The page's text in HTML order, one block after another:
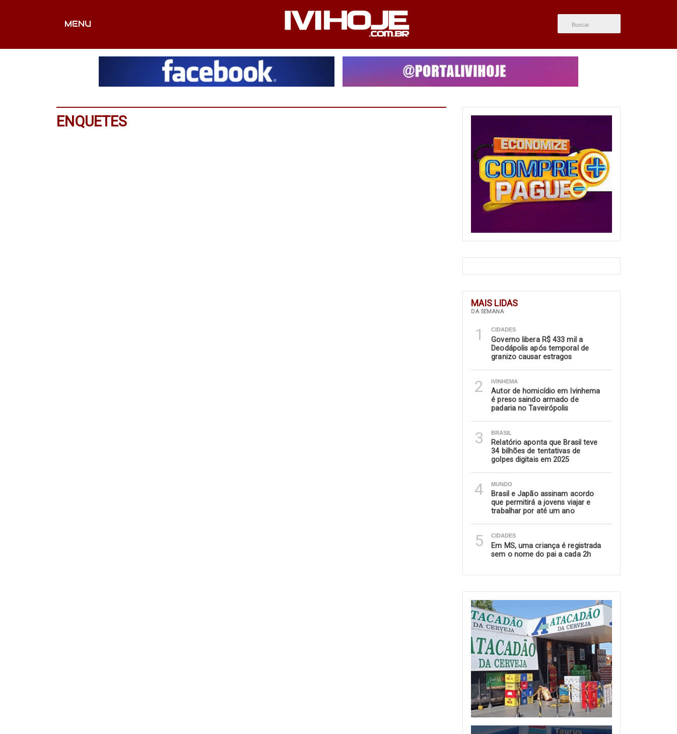
MENU
FALE CONOSCO
ENQUETES
MAIS LIDAS
DA SEMANA
1 CIDADES
Governo libera R$ 433 mil a
Deodápolis após temporal de
granizo causar estragos
2 IVINHEMA
Autor de homicídio em Ivinhema
é preso saindo armado de
padaria no Taveirópolis
3 BRASIL
Relatório aponta que Brasil teve
34 bilhões de tentativas de
golpes digitais em 2025
4 MUNDO
Brasil e Japão assinam acordo
que permitirá a jovens viajar e
trabalhar por até um ano
5 CIDADES
Em MS, uma criança é registrada
sem o nome do pai a cada 2h